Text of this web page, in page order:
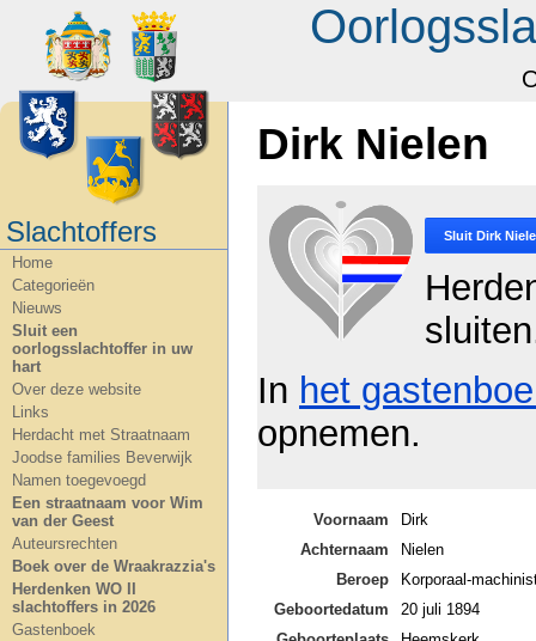
Slachtoffers
Home
Categorieën
Nieuws
Sluit een
oorlogsslachtoffer in uw
hart
Over deze website
Links
Herdacht met Straatnaam
Joodse families Beverwijk
Namen toegevoegd
Een straatnaam voor Wim
van der Geest
Auteursrechten
Boek over de Wraakrazzia's
Herdenken WO II
slachtoffers in 2026
Gastenboek
Dirk Nielen
Sluit Dirk
In het
opnemen.
Voornaam
Dirk
Achternaam
Nielen
Beroep
Korporaal-
Geboortedatum
20 juli 1894